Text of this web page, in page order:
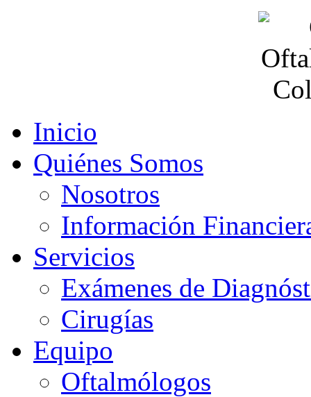
Inicio
Quiénes Somos
Nosotros
Información
Servicios
Exámenes de
Cirugías
Equipo
Oftalmólogos